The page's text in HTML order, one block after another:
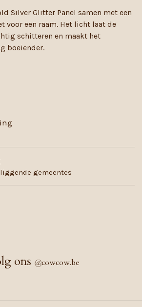
Silver Glitter Panel samen met een
voor een raam. Het licht laat de
schitteren en maakt het
boeiender.
gemeentes
ons @cowcow.be